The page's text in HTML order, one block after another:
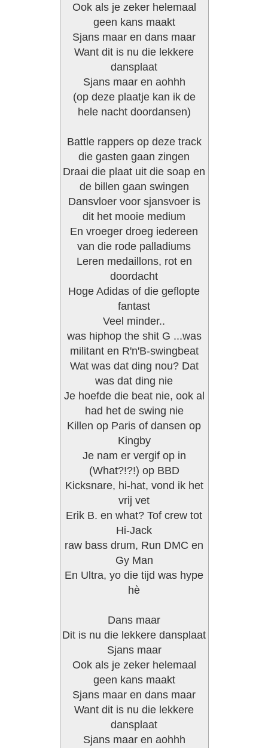
Ook als je zeker helemaal
geen kans maakt
Sjans maar en dans maar
Want dit is nu die lekkere
dansplaat
Sjans maar en aohhh
(op deze plaatje kan ik de
hele nacht doordansen)
Battle rappers op deze track
die gasten gaan zingen
Draai die plaat uit die soap en
de billen gaan swingen
Dansvloer voor sjansvoer is
dit het mooie medium
En vroeger droeg iedereen
van die rode palladiums
Leren medaillons, rot en
doordacht
Hoge Adidas of die geflopte
fantast
Veel minder..
was hiphop the shit G ...was
militant en R'n'B-swingbeat
Wat was dat ding nou? Dat
was dat ding nie
Je hoefde die beat nie, ook al
had het de swing nie
Killen op Paris of dansen op
Kingby
Je nam er vergif op in
(What?!?!) op BBD
Kicksnare, hi-hat, vond ik het
vrij vet
Erik B. en what? Tof crew tot
Hi-Jack
raw bass drum, Run DMC en
Gy Man
En Ultra, yo die tijd was hype
hè
Dans maar
Dit is nu die lekkere dansplaat
Sjans maar
Ook als je zeker helemaal
geen kans maakt
Sjans maar en dans maar
Want dit is nu die lekkere
dansplaat
Sjans maar en aohhh